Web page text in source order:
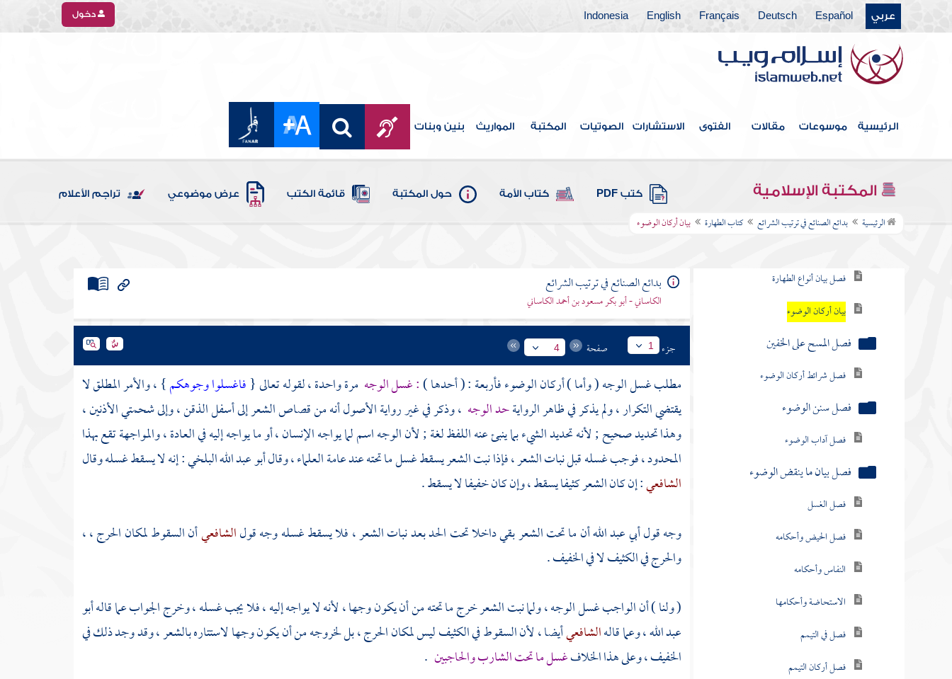
عربي Español
Deutsch
Français
English
Indonesia دخول
الرئيسية موسوعات مقالات الفتوى الاستشارات الصوتيات المكتبة المواريث بنين وبنات
المكتبة الإسلامية كتب PDF كتاب الأمة حول المكتبة قائمة الكتب عرض موضوعي تراجم الأعلام
الرئيسية بدائع الصنائع في ترتيب الشرائع كتاب الطهارة بيان أركان الوضوء
فهرس الكتاب
خطبة الكتاب للمصنف
كتاب الطهارة
فصل بيان أنواع الطهارة
بيان أركان الوضوء
فصل المسح على الخفين
فصل شرائط أركان الوضوء
فصل سنن الوضوء
فصل آداب الوضوء
فصل بيان ما ينقض الوضوء
فصل الغسل
فصل الحيض وأحكامه
النفاس وأحكامه
الاستحاضة وأحكامها
فصل في التيمم
فصل أركان التيمم
بدائع الصنائع في ترتيب الشرائع
الكاساني - أبو بكر مسعود بن أحمد الكاساني
جزء 1 صفحة 4
مطلب غسل الوجه ( وأما ) أركان الوضوء فأربعة : ( أحدها ): غسل الوجه مرة واحدة ، لقوله تعالى {فاغسلوا وجوهكم} ، والأمر المطلق لا
يقتضي التكرار ، ولم يذكر في ظاهر الروايةحد الوجه ، وذكر في غير رواية الأصول أنه من قصاص الشعر إلى أسفل الذقن ، وإلى شحمتي الأذنين ،
وهذا تحديد صحيح ; لأنه تحديد الشيء بما ينبئ عنه اللفظ لغة ; لأن الوجه اسم لما يواجه الإنسان ، أو ما يواجه إليه في العادة ، والمواجهة تقع بهذا
المحدود ، فوجب غسله قبل نبات الشعر ، فإذا نبت الشعر يسقط غسل ما تحته عند عامة العلماء ، وقالأبو عبد الله البلخي: إنه لا يسقط غسله وقال
الشافعي: إن كان الشعر كثيفا يسقط ، وإن كان خفيفا لا يسقط .
وجه قولأبي عبد اللهأن ما تحت الشعر بقي داخلا تحت الحد بعد نبات الشعر ، فلا يسقط غسله وجه قولالشافعيأن السقوط لمكان الحرج ، ،
والحرج في الكثيف لا في الخفيف .
( ولنا ) أن الواجب غسل الوجه ، ولما نبت الشعر خرج ما تحته من أن يكون وجها ، لأنه لا يواجه إليه ، فلا يجب غسله ، وخرج الجواب عما قالهأبو
عبد الله، وعما قالهالشافعيأيضا ، لأن السقوط في الكثيف ليس لمكان الحرج ، بل لخروجه من أن يكون وجها لاستتاره بالشعر ، وقد وجد ذلك في
الخفيف ، وعلى هذا الخلافغسل ما تحت الشارب والحاجبين .